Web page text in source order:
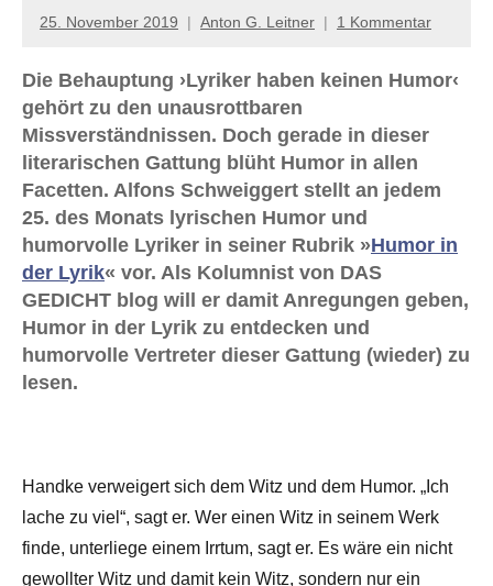
25. November 2019 Anton G. Leitner 1 Kommentar
Die Behauptung ›Lyriker haben keinen Humor‹
gehört zu den unausrottbaren
Missverständnissen. Doch gerade in dieser
literarischen Gattung blüht Humor in allen
Facetten. Alfons Schweiggert stellt an jedem
25. des Monats lyrischen Humor und
humorvolle Lyriker in seiner Rubrik »Humor in
der Lyrik« vor. Als Kolumnist von DAS
GEDICHT blog will er damit Anregungen geben,
Humor in der Lyrik zu entdecken und
humorvolle Vertreter dieser Gattung (wieder) zu
lesen.
Handke verweigert sich dem Witz und dem Humor. „Ich
lache zu viel“, sagt er. Wer einen Witz in seinem Werk
finde, unterliege einem Irrtum, sagt er. Es wäre ein nicht
gewollter Witz und damit kein Witz, sondern nur ein